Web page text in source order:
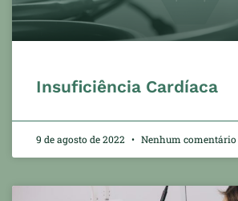
Insuficiência Cardíaca
9 de agosto de 2022 Nenhum comentário